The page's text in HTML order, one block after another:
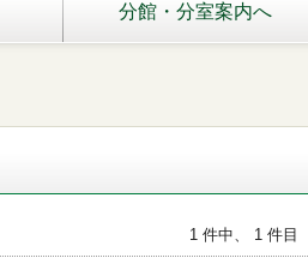
分館・分室案内へ
1 件中、 1 件目